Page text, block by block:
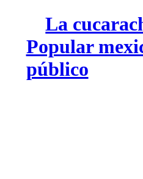
La
Popular
público